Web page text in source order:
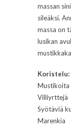
massan
sileäksi.
massa on
lusikan
Koristelu:
Mustikoita
Villiyrttejä
Syötäviä
Marenkia